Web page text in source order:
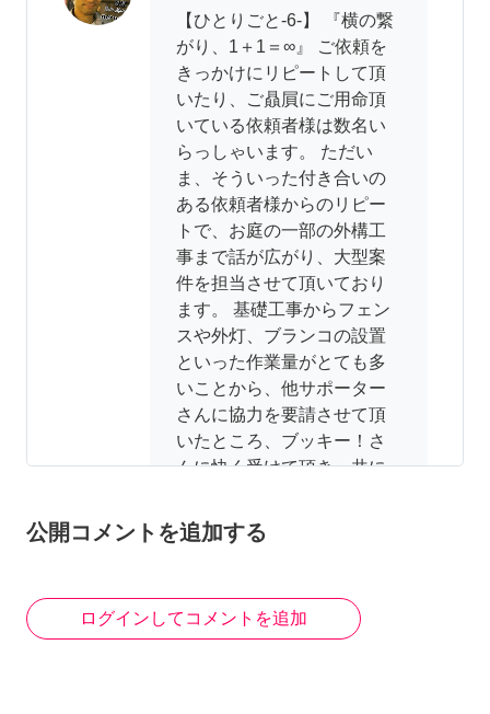
【ひとりごと-6-】 『横の繋
がり、1＋1＝∞』 ご依頼を
きっかけにリピートして頂
いたり、ご贔屓にご用命頂
いている依頼者様は数名い
らっしゃいます。 ただい
ま、そういった付き合いの
ある依頼者様からのリピー
トで、お庭の一部の外構工
事まで話が広がり、大型案
件を担当させて頂いており
ます。 基礎工事からフェン
スや外灯、ブランコの設置
といった作業量がとても多
いことから、他サポーター
さんに協力を要請させて頂
いたところ、ブッキー！さ
んに快く受けて頂き、共に
互いに初めての作業もある
為、知識を増やしながら対
なりますし、やりがいもあ
ります。 以前も、別のサポ
公開コメントを追加する
ログインしてコメントを追加